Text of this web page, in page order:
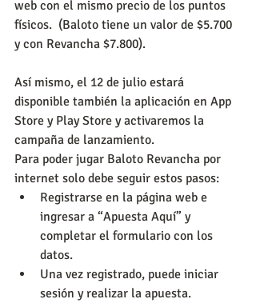
web con el mismo precio de los puntos
físicos.  (Baloto tiene un valor de $5.700
y con Revancha $7.800).
Así mismo, el 12 de julio estará
disponible también la aplicación en App
Store y Play Store y activaremos la
campaña de lanzamiento.
Para poder jugar Baloto Revancha por
internet solo debe seguir estos pasos:
Registrarse en la página web e
ingresar a “Apuesta Aquí” y
completar el formulario con los
datos.
Una vez registrado, puede iniciar
sesión y realizar la apuesta.